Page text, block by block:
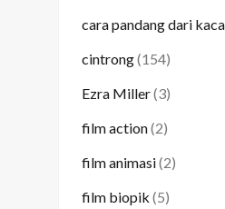
cara pandang dari
cintrong(154)
Ezra Miller(3)
film action(2)
film animasi(2)
film biopik (5)